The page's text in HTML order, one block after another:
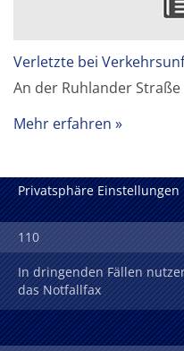
Verletzte bei
An der Ruhlander Straße
Mehr erfahren
Privatsphäre Einstellungen
110
In dringenden Fällen
das Notfallfax